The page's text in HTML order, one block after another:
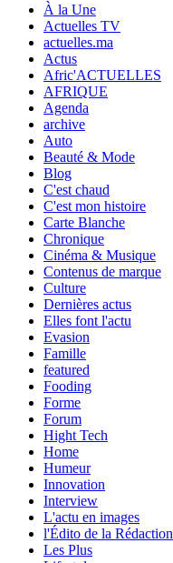
À la Une
Actuelles TV
actuelles.ma
Actus
Afric'ACTUELLES
AFRIQUE
Agenda
archive
Auto
Beauté & Mode
Blog
C'est chaud
C'est mon histoire
Carte Blanche
Chronique
Cinéma & Musique
Contenus de marque
Culture
Dernières actus
Elles font l'actu
Evasion
Famille
featured
Fooding
Forme
Forum
Hight Tech
Home
Humeur
Innovation
Interview
L'actu en images
l'Édito de la Rédaction
Les Plus